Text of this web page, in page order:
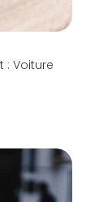
: Voiture